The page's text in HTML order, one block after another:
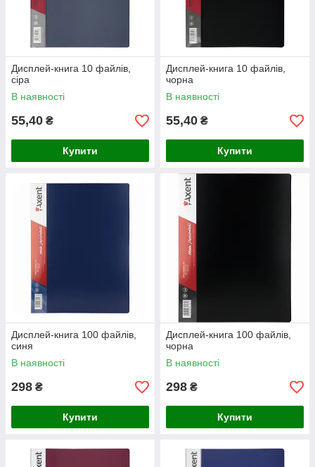
Дисплей-книга 10 файлів,
сіра
В наявності
55,40 ₴
Купити
Дисплей-книга 10 файлів,
чорна
В наявності
55,40 ₴
Купити
Дисплей-книга 100 файлів,
синя
В наявності
298 ₴
Купити
Дисплей-книга 100 файлів,
чорна
В наявності
298 ₴
Купити